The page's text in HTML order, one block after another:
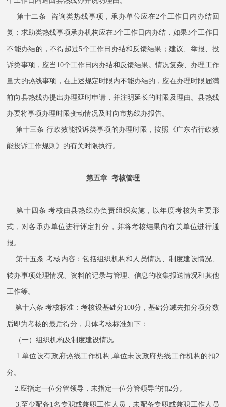
第十二条 咨询类热线事项，承办单位应在2个工作日内办结回
复；求助类热线事项承办机构应在3个工作日内办结，如果3个工作日
不能办结的，不得超过5个工作日办结和反馈结果；建议、举报、投
诉类事项，应当10个工作日内办结和反馈结果。情况复杂、办理工作
量大的热线事项，在上述规定时限内不能办结的，应在办理时限届满
前向县热线办提出办理延时申请，并注明延长的时限及理由。县热线
办要将事项办理时限变动情况及时向市热线办报告。
第十三条 行政效能投诉类事项的办理时限，按照《广东省行政效
能投诉工作规则》的有关时限执行。
第五章 考核管理
第十四条 考核由县热线办负责组织实施，以年度考核为主要形
式，对各承办单位进行评定打分，并将考核结果向有关单位进行通
报。
第十五条 考核内容：包括组织机构和人员情况、制度建设情况、
转办事项处理情况、资料的记录与管理、信息的收集报送情况和其他
工作等。
第十六条 考核标准：考核设基础分100分，基础分减去扣分项分数
后即为考核的最后得分，具体考核标准如下：
（一）组织机构及制度建设情况
1.单位设有政府热线工作机构,单位未设政府热线工作机构的扣2
分。
2.应指定一位分管领导，未指定一位分管领导的扣2分。
3.至少配备1名专职或兼职工作人员，未配备专职或兼职工作人员